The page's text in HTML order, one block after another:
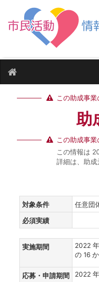
この助成事
助
この助成事
この情報は
詳細は、助
対象条件 任意団
必須実績
実施期間
2022
の 16
応募・申請期間 2022